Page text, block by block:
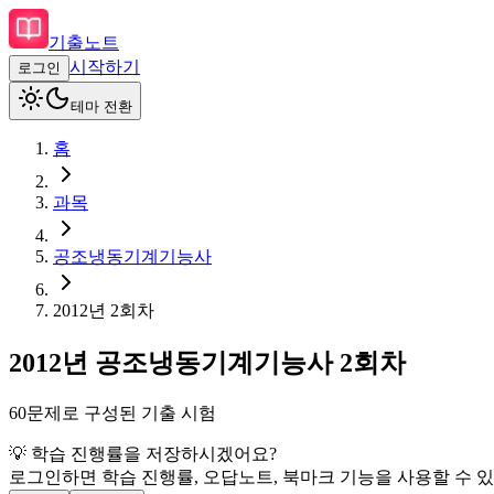
기출노트
로그인 시작하기
테마 전환
홈
과목
공조냉동기계기능사
2012년 2회차
2012년 공조냉동기계기능사 2회차
60문제로 구성된 기출 시험
💡 학습 진행률을 저장하시겠어요?
로그인하면 학습 진행률, 오답노트, 북마크 기능을 사용할 수